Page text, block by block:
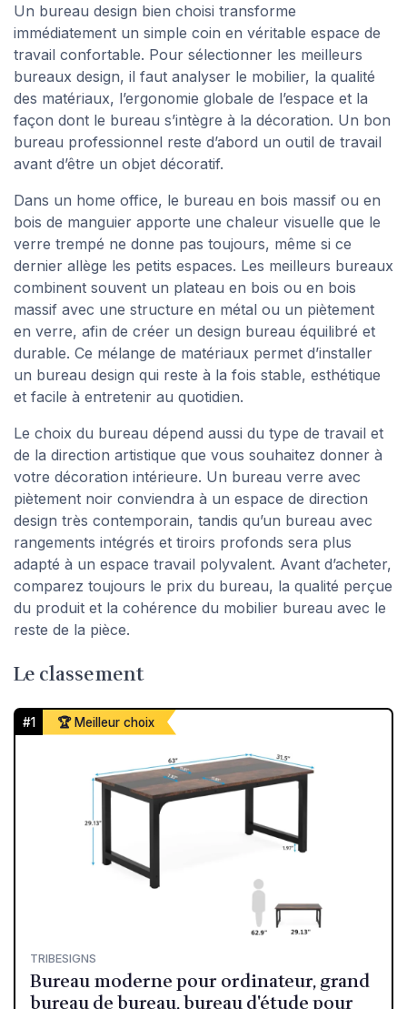
Un bureau design bien choisi transforme
immédiatement un simple coin en véritable espace de
travail confortable. Pour sélectionner les meilleurs
bureaux design, il faut analyser le mobilier, la qualité
des matériaux, l’ergonomie globale de l’espace et la
façon dont le bureau s’intègre à la décoration. Un bon
bureau professionnel reste d’abord un outil de travail
avant d’être un objet décoratif.
Dans un home office, le bureau en bois massif ou en
bois de manguier apporte une chaleur visuelle que le
verre trempé ne donne pas toujours, même si ce
dernier allège les petits espaces. Les meilleurs bureaux
combinent souvent un plateau en bois ou en bois
massif avec une structure en métal ou un piètement
en verre, afin de créer un design bureau équilibré et
durable. Ce mélange de matériaux permet d’installer
un bureau design qui reste à la fois stable, esthétique
et facile à entretenir au quotidien.
Le choix du bureau dépend aussi du type de travail et
de la direction artistique que vous souhaitez donner à
votre décoration intérieure. Un bureau verre avec
piètement noir conviendra à un espace de direction
design très contemporain, tandis qu’un bureau avec
rangements intégrés et tiroirs profonds sera plus
adapté à un espace travail polyvalent. Avant d’acheter,
comparez toujours le prix du bureau, la qualité perçue
du produit et la cohérence du mobilier bureau avec le
reste de la pièce.
Le classement
#1 🏆 Meilleur choix
TRIBESIGNS
Bureau moderne pour ordinateur, grand
bureau de bureau, bureau d'étude pour